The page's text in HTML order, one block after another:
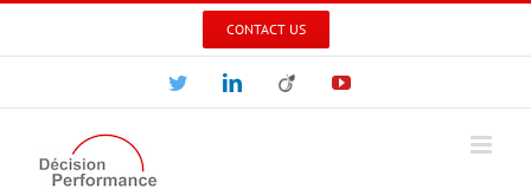
CONTACT US
TwitterLinkedInViadeo YouTube